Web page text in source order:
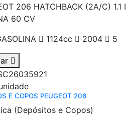
206 HATCHBACK (2A/C) 1.1 I
60 CV
1124cc 2004 5
E COPOS PEUGEOT 206
(Depósitos e Copos)